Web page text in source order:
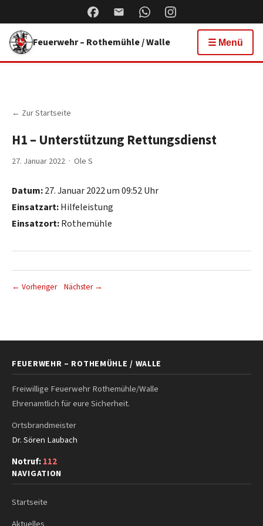
Feuerwehr – Rothemühle / Walle ☰ Menü
← Zur Startseite
H1 – Unterstützung Rettungsdienst
27. Januar 2022 · Ole S
Datum:27. Januar 2022 um 09:52 Uhr
Einsatzart:Hilfeleistung
Einsatzort:Rothemühle
← Vorheriger Nächster →
FEUERWEHR – ROTHEMÜHLE / WALLE
Freiwillige Feuerwehr Rothemühle/Walle
Ehrenamtlich für eure Sicherheit.
Ortsbrandmeister
Dr. Sören Laubach
Notruf:112
NAVIGATION
Startseite